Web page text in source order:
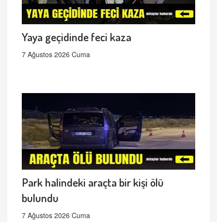
Yaya geçidinde feci kaza
7 Ağustos 2026 Cuma
Park halindeki araçta bir kişi ölü
bulundu
7 Ağustos 2026 Cuma